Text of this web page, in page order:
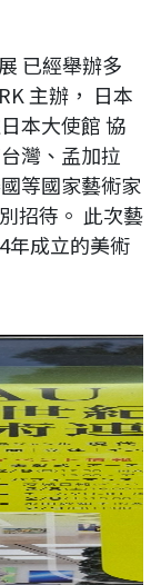
已經舉辦多
主辦， 日本
本大使館 協
灣、孟加拉
等國家藝術家
招待。 此次藝
年成立的美術
》-東京國立新美術